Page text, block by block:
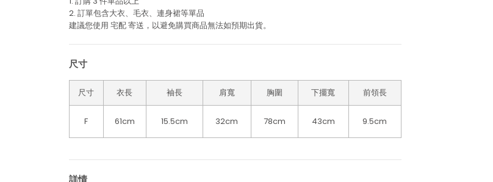
2. 訂單包含大衣、毛衣、連身裙等單品
建議您使用 宅配寄送，以避免購買商品無法如預期出貨。
尺寸
尺寸 衣長 袖長 肩寬 胸圍 下擺寬 前領長
F 61cm 15.5cm 32cm 78cm 43cm 9.5cm
詳情